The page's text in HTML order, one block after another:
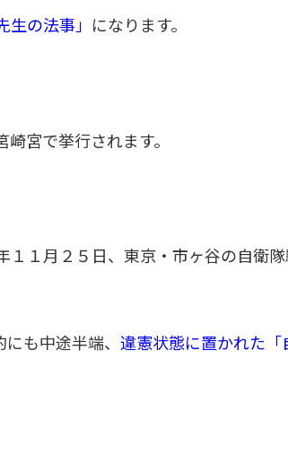
生の法事」 になります。
宮で挙行されます。
１月２５日、東京・市ヶ谷の自衛
も中途半端、 違憲状態に置かれた「